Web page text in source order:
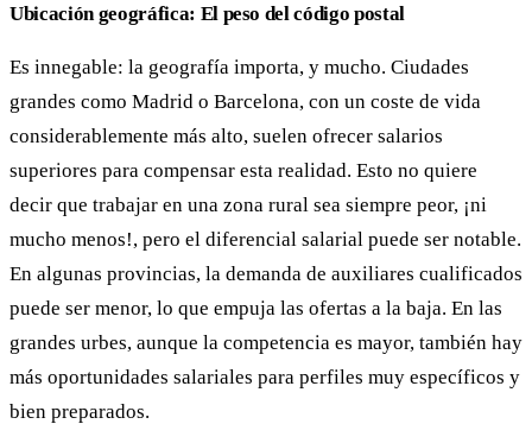
Ubicación geográfica: El peso del código postal
Es innegable: la geografía importa, y mucho. Ciudades
grandes como Madrid o Barcelona, con un coste de vida
considerablemente más alto, suelen ofrecer salarios
superiores para compensar esta realidad. Esto no quiere
decir que trabajar en una zona rural sea siempre peor, ¡ni
mucho menos!, pero el diferencial salarial puede ser notable.
En algunas provincias, la demanda de auxiliares cualificados
puede ser menor, lo que empuja las ofertas a la baja. En las
grandes urbes, aunque la competencia es mayor, también hay
más oportunidades salariales para perfiles muy específicos y
bien preparados.